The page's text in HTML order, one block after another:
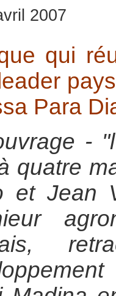
2007
qui
Para
-
quatre
et Jean